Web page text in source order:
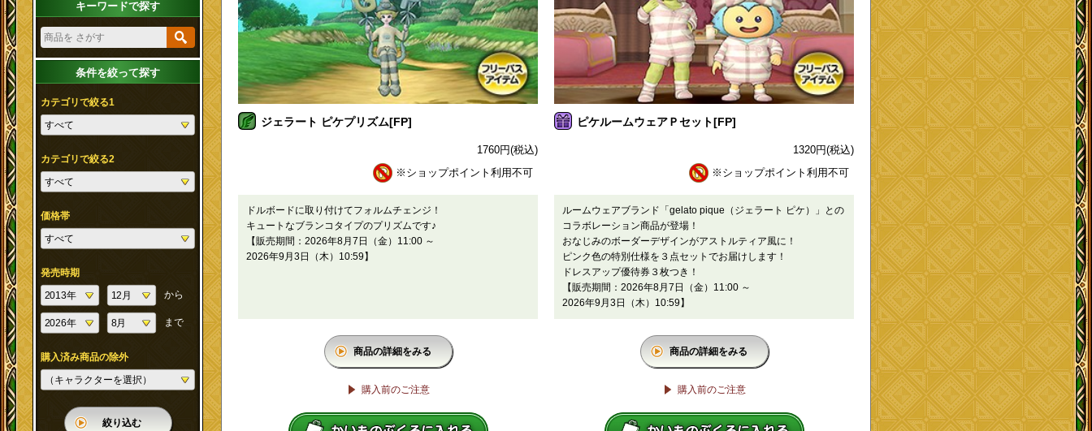
キーワードで探す
条件を絞って探す
カテゴリで絞る1
カテゴリで絞る2
価格帯
発売時期
から
まで
購入済み商品の除外
絞り込む
ジェラート ピケプリズム[FP]
1760円(税込)
※ショップポイント利用不可
ドルボードに取り付けてフォルムチェンジ！
キュートなブランコタイプのプリズムです♪
【販売期間：2026年8月7日（金）11:00 ～
2026年9月3日（木）10:59】
商品の詳細をみる
購入前のご注意
ピケルームウェアＰセット[FP]
1320円(税込)
※ショップポイント利用不可
ルームウェアブランド「gelato pique（ジェラート ピケ）」との
コラボレーション商品が登場！
おなじみのボーダーデザインがアストルティア風に！
ピンク色の特別仕様を３点セットでお届けします！
ドレスアップ優待券３枚つき！
【販売期間：2026年8月7日（金）11:00 ～
2026年9月3日（木）10:59】
商品の詳細をみる
購入前のご注意